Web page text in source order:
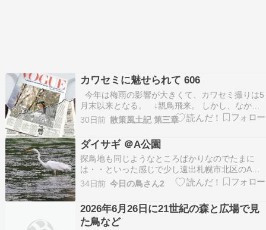
カワセミに魅せられて 606
今年は梅雨の影響が大きくて、カワセミ撮りは5
月末以来となる。 ↓親鳥飛来。 しかし、なかな
か飛び込まず。 そうこうしているうちに別個体が
近くを通り過ぎて対岸に行き、追い掛けてしまっ
た（で、2羽共に姿を消す）。 ↓暫くして、親
鳥が戻って来た。 ダイブ2回（採餌…
30日前 散策風土記 第三章
ダイサギ ＠A公園
探鳥地も同じようなところばかりなのでたまに
は・・といった感じで少し遠出札幌市北区のA公
園に行ってみました。ここに行くのは何年ぶりか
なぁ 今時期ほとんど姿を消したダイサギは広い沼
沼には何カ所かで睡蓮が花をつけています。 沼そ
ばの陸地部分には・・・アヤメ？カキツバタ？そ
れとも花菖蒲…
34日前 今日の鳥さん2
2026年6月26日に21世紀の森と広場で見
た鳥など